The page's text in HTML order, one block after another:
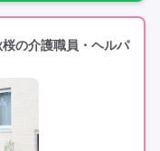
の介護職員・ヘルパ